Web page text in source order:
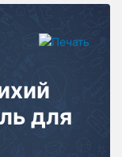
для